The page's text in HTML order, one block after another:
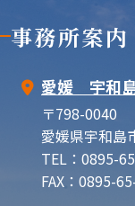
事務所案内
愛媛 宇和
〒798-0040
愛媛県宇和島
TEL：0895-
FAX：0895-